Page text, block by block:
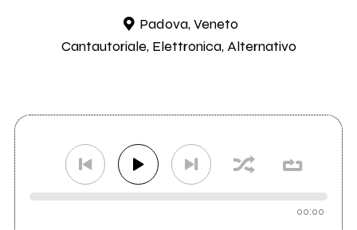
Padova, Veneto
Cantautoriale, Elettronica, Alternativo
00:00